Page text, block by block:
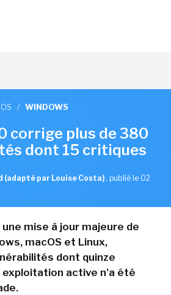
OS / WINDOWS
corrige plus de 380
dont 15 critiques
(adapté par Louise Costa) , publié le 02
mise à jour majeure de
macOS et Linux,
dont quinze
exploitation active n'a été